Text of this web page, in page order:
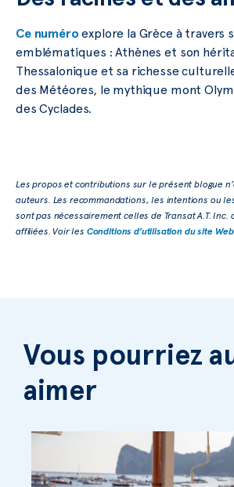
Ce numéro explore la Grèce à travers
emblématiques : Athènes et son
Thessalonique et sa richesse
des Météores, le mythique mont
des Cyclades.
Les propos et contributions sur le présent blogue
auteurs. Les recommandations, les intentions ou
sont pas nécessairement celles de Transat A.T. Inc.
affiliées. Voir les Conditions d’utilisation du site
Vous pourriez
aimer